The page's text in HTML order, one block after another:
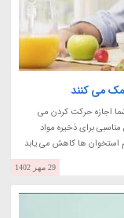
اجازه حرکت کردن می
برای ذخیره مواد
استخوان ها کاهش می یابد
29 مهر 1402